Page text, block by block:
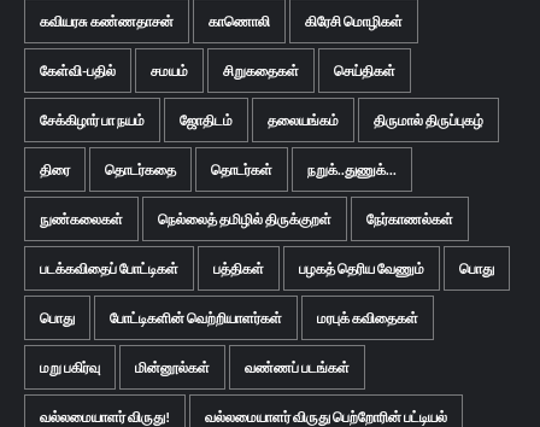
கவியரசு கண்ணதாசன் காணொலி கிரேசி மொழிகள்
கேள்வி-பதில் சமயம் சிறுகதைகள் செய்திகள்
சேக்கிழார் பா நயம் ஜோதிடம் தலையங்கம் திருமால் திருப்புகழ்
திரை தொடர்கதை தொடர்கள் நறுக்..துணுக்...
நுண்கலைகள் நெல்லைத் தமிழில் திருக்குறள் நேர்காணல்கள்
படக்கவிதைப் போட்டிகள் பத்திகள் பழகத் தெரிய வேணும் பொது
பொது போட்டிகளின் வெற்றியாளர்கள் மரபுக் கவிதைகள்
மறு பகிர்வு மின்னூல்கள் வண்ணப் படங்கள்
வல்லமையாளர் விருது! வல்லமையாளர் விருது பெற்றோரின் பட்டியல்